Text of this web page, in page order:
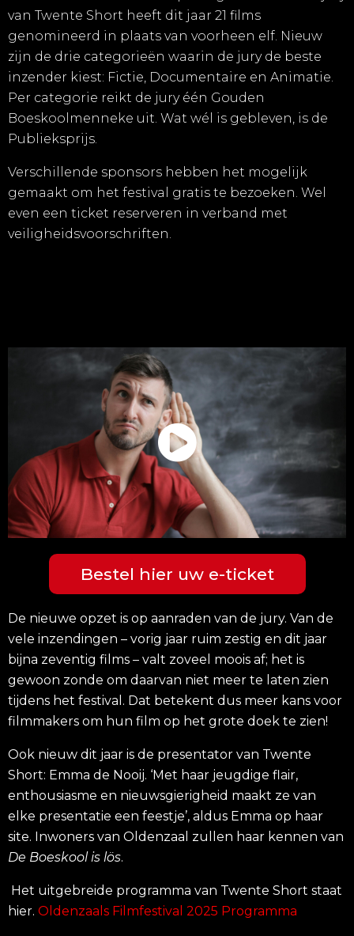
van Twente Short heeft dit jaar 21 films
genomineerd in plaats van voorheen elf. Nieuw
zijn de drie categorieën waarin de jury de beste
inzender kiest: Fictie, Documentaire en Animatie.
Per categorie reikt de jury één Gouden
Boeskoolmenneke uit. Wat wél is gebleven, is de
Publieksprijs.
Verschillende sponsors hebben het mogelijk
gemaakt om het festival gratis te bezoeken. Wel
even een ticket reserveren in verband met
veiligheidsvoorschriften.
Bestel hier uw e-ticket
De nieuwe opzet is op aanraden van de jury. Van de
vele inzendingen – vorig jaar ruim zestig en dit jaar
bijna zeventig films – valt zoveel moois af; het is
gewoon zonde om daarvan niet meer te laten zien
tijdens het festival. Dat betekent dus meer kans voor
filmmakers om hun film op het grote doek te zien!
Ook nieuw dit jaar is de presentator van Twente
Short: Emma de Nooij. ‘Met haar jeugdige flair,
enthousiasme en nieuwsgierigheid maakt ze van
elke presentatie een feestje’, aldus Emma op haar
site. Inwoners van Oldenzaal zullen haar kennen van
De Boeskool is lös.
Het uitgebreide programma van Twente Short staat
hier. Oldenzaals Filmfestival 2025 Programma